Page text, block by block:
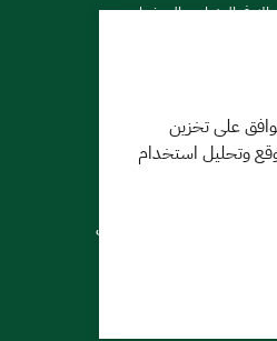
في النشرات والتحذيرات
على تخزين
وتحليل استخدام